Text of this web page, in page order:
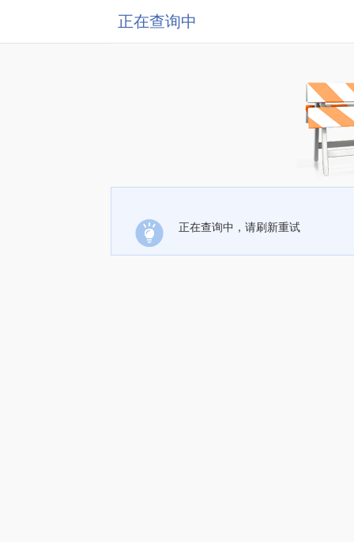
正在查询中
正在查询中，请刷新重试